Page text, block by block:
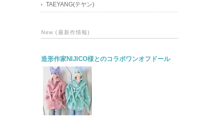
TAEYANG(テヤン)
New (最新作情報)
造形作家NIJICO様とのコラボワンオフドール